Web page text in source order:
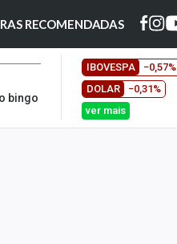
RECOMENDADAS
bingo
IBOVESPA −0,57%
DOLAR
−0,31%
ver mais